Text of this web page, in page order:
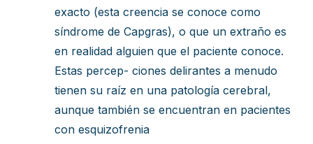
exacto (esta creencia se conoce como
síndrome de Capgras), o que un extraño es
en realidad alguien que el paciente conoce.
Estas percep- ciones delirantes a menudo
tienen su raíz en una patología cerebral,
aunque también se encuentran en pacientes
con esquizofrenia